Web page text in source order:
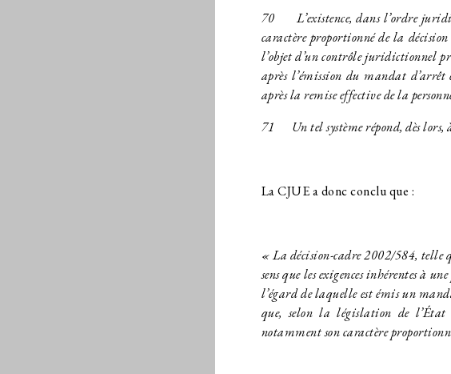
70 L’existence, dans l’ordre
caractère proportionné de la
l’objet d’un contrôle juridictionnel
après l’émission du mandat
après la remise effective de la
71 Un tel système répond, dès
La CJUE a donc conclu que :
« La décision-cadre 2002/584, telle
sens que les exigences inhérentes à
l’égard de laquelle est émis un
que, selon la législation de l’État
notamment son caractère